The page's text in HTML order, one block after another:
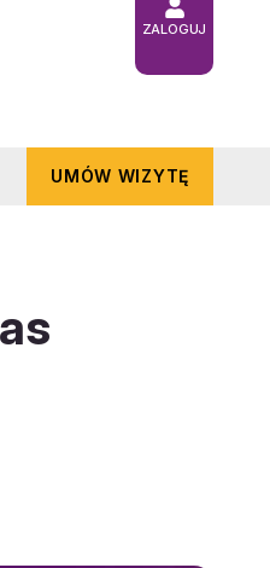
ZALOGUJ
UMÓW WIZYTĘ